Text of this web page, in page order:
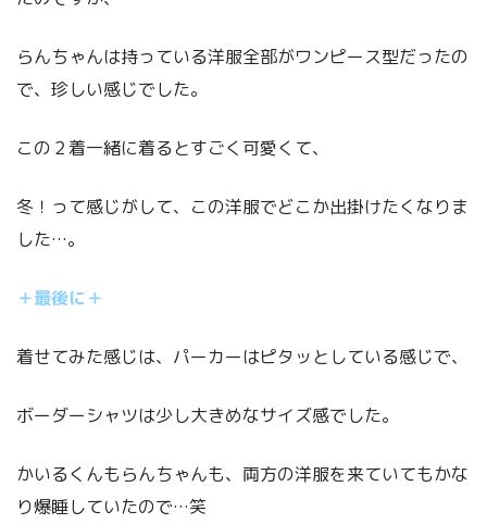
らんちゃんは持っている洋服全部がワンピース型だったの
で、珍しい感じでした。
この２着一緒に着るとすごく可愛くて、
冬！って感じがして、この洋服でどこか出掛けたくなりま
した…。
＋最後に＋
着せてみた感じは、パーカーはピタッとしている感じで、
ボーダーシャツは少し大きめなサイズ感でした。
かいるくんもらんちゃんも、両方の洋服を来ていてもかな
り爆睡していたので…笑